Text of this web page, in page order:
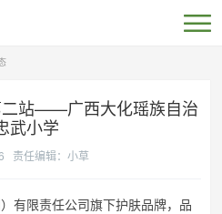
二站——广西大化瑶族自治
武小学
责任编辑：小草
有限责任公司旗下护肤品牌，品